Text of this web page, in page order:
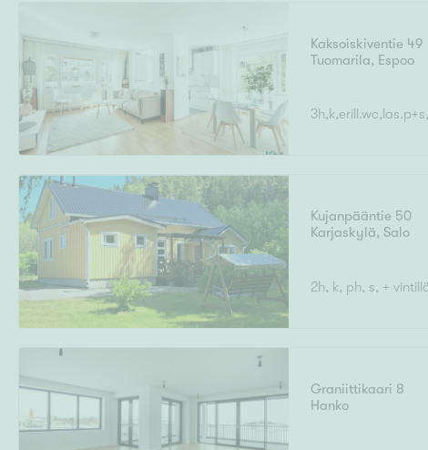
Uudiskohteet
Arvokohteet
Kunto
Hyvä
Ominaisuudet
Hissi
Kaksoiskiventie 49
Tuomarila, Espoo
Kujanpääntie 50
Karjaskylä, Salo
2h, k, ph, s, +
Graniittikaari 8
Hanko